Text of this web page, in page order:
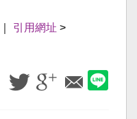
引用網址 >